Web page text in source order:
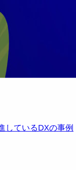
しているDXの事例